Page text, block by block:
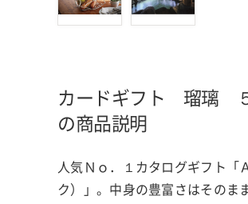
カードギフト 瑠璃
の商品説明
人気Ｎｏ．１カタログギフト
ク）」。中身の豊富さはそのま